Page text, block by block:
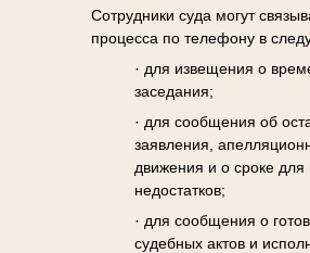
Сотрудники суда могут
процесса по телефону в
· для извещения о
заседания;
· для сообщения об
заявления,
движения и о сроке для
недостатков;
· для сообщения о
судебных актов и